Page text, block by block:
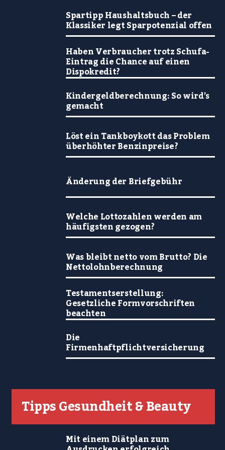
Spartipp Haushaltsbuch – der
Klassiker legt Sparpotenzial offen
Haben Verbraucher trotz Schufa-
Eintrag die Chance auf einen
Dispokredit?
Kindergeldberechnung: So wird’s
gemacht
Löst ein Tankboykott das Problem
überhöhter Benzinpreise?
Änderung der Briefgebühr
Welche Lottozahlen werden am
häufigsten gezogen?
Was bleibt netto vom Brutto? Die
Nettolohnberechnung
Testamentserstellung:
Gesetzliche Formvorschriften
beachten
Die
Firmenhaftpflichtversicherung
Tipps Gesundheit & Beauty
Mit einem Diätplan zum